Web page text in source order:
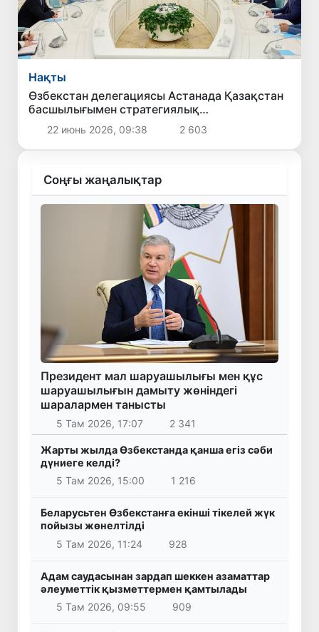
Нақты
Өзбекстан делегациясы Астанада Қазақстан
басшылығымен стратегиялық
ынтымақтастық мәселелерін талқылады
22 июнь 2026, 09:38 2 603
Соңғы жаңалықтар
Президент мал шаруашылығы мен құс
шаруашылығын дамыту жөніндегі
шаралармен танысты
5 Там 2026, 17:07 2 341
Жарты жылда Өзбекстанда қанша егіз сәби
дүниеге келді?
5 Там 2026, 15:00
1 216
Беларусьтен Өзбекстанға екінші тікелей жүк
пойызы жөнелтілді
5 Там 2026, 11:24
928
Адам саудасынан зардап шеккен азаматтар
әлеуметтік қызметтермен қамтылады
5 Там 2026, 09:55
909